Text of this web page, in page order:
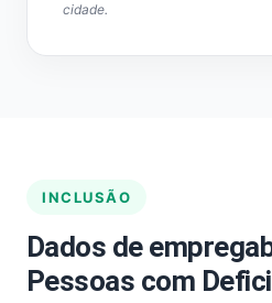
cidade.
INCLUSÃO
Dados de
Pessoas com